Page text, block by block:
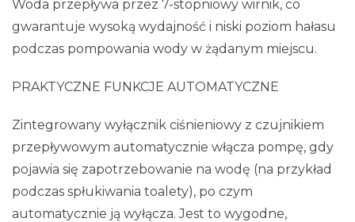
Woda przepływa przez 7-stopniowy wirnik, co
gwarantuje wysoką wydajność i niski poziom hałasu
podczas pompowania wody w żądanym miejscu.
PRAKTYCZNE FUNKCJE AUTOMATYCZNE
Zintegrowany wyłącznik ciśnieniowy z czujnikiem
przepływowym automatycznie włącza pompę, gdy
pojawia się zapotrzebowanie na wodę (na przykład
podczas spłukiwania toalety), po czym
automatycznie ją wyłącza. Jest to wygodne,